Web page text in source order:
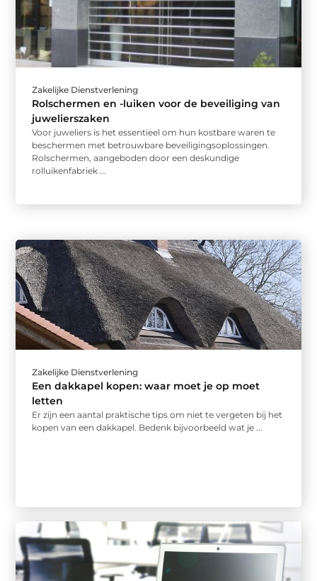
Zakelijke Dienstverlening
Rolschermen en -luiken voor de beveiliging van
juwelierszaken
Voor juweliers is het essentieel om hun kostbare waren te
beschermen met betrouwbare beveiligingsoplossingen.
Rolschermen, aangeboden door een deskundige
rolluikenfabriek ...
Zakelijke Dienstverlening
Een dakkapel kopen: waar moet je op moet
letten
Er zijn een aantal praktische tips om niet te vergeten bij het
kopen van een dakkapel. Bedenk bijvoorbeeld wat je ...